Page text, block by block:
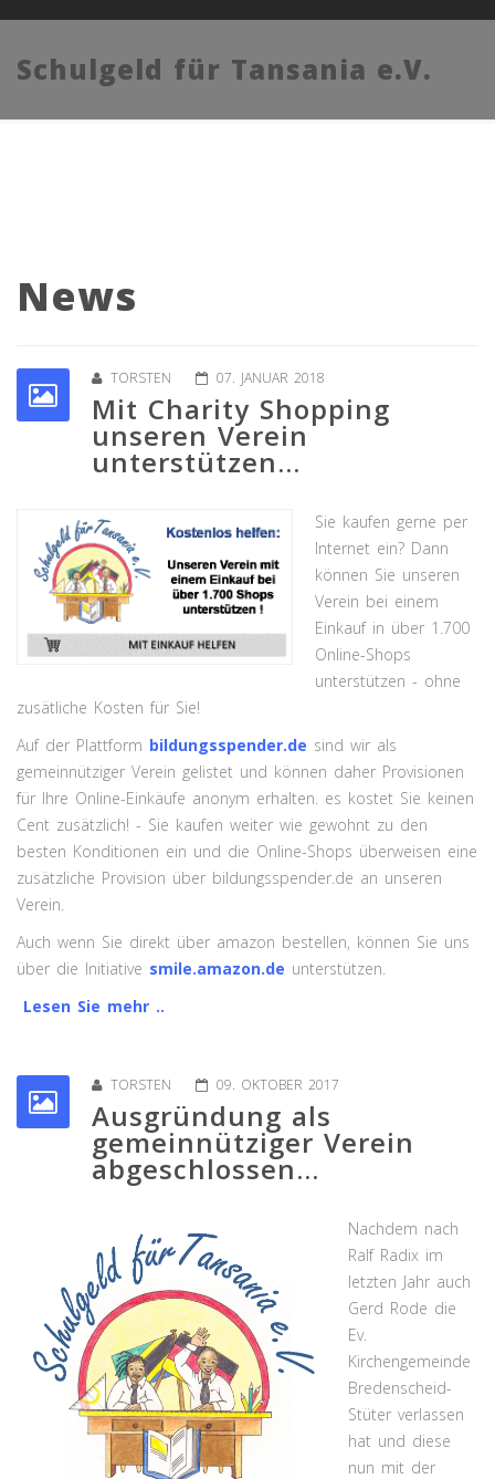
Schulgeld für Tansania e.V.
News
TORSTEN 07. JANUAR 2018
Mit Charity Shopping
unseren Verein
unterstützen...
Sie kaufen gerne per
Internet ein? Dann
können Sie unseren
Verein bei einem
Einkauf in über 1.700
Online-Shops
unterstützen - ohne
zusätliche Kosten für Sie!
Auf der Plattform bildungsspender.de sind wir als
gemeinnütziger Verein gelistet und können daher Provisionen
für Ihre Online-Einkäufe anonym erhalten. es kostet Sie keinen
Cent zusätzlich! - Sie kaufen weiter wie gewohnt zu den
besten Konditionen ein und die Online-Shops überweisen eine
zusätzliche Provision über bildungsspender.de an unseren
Verein.
Auch wenn Sie direkt über amazon bestellen, können Sie uns
über die Initiative smile.amazon.de unterstützen.
Lesen Sie mehr ..
TORSTEN 09. OKTOBER 2017
Ausgründung als
gemeinnütziger Verein
abgeschlossen...
Nachdem nach
Ralf Radix im
letzten Jahr auch
Gerd Rode die
Ev.
Kirchengemeinde
Bredenscheid-
Stüter verlassen
hat und diese
nun mit der